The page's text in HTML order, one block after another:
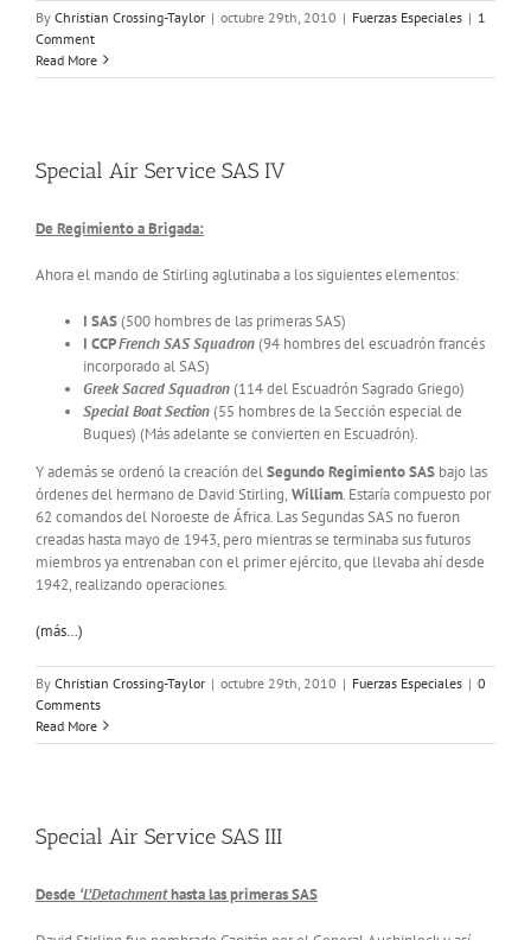
By Christian Crossing-Taylor | octubre 29th, 2010 | Fuerzas Especiales | 1
Comment
Read More
Special Air Service SAS IV
De Regimiento a Brigada:
Ahora el mando de Stirling aglutinaba a los siguientes elementos:
I SAS(500 hombres de las primeras SAS)
I CCPFrench SAS Squadron(94 hombres del escuadrón francés
incorporado al SAS)
Greek Sacred Squadron(114 del Escuadrón Sagrado Griego)
Special Boat Section(55 hombres de la Sección especial de
Buques) (Más adelante se convierten en Escuadrón).
Y además se ordenó la creación delSegundo Regimiento SAS bajo las
órdenes del hermano de David Stirling, William. Estaría compuesto por
62 comandos del Noroeste de África. Las Segundas SAS no fueron
creadas hasta mayo de 1943, pero mientras se terminaba sus futuros
miembros ya entrenaban con el primer ejército, que llevaba ahí desde
1942, realizando operaciones.
(más…)
By Christian Crossing-Taylor | octubre 29th, 2010 | Fuerzas Especiales | 0
Comments
Read More
Special Air Service SAS III
Desde ‘L’Detachmenthasta las primeras SAS